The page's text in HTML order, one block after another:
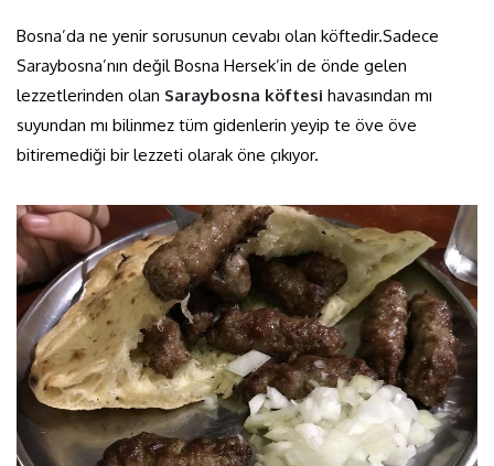
Bosna’da ne yenir sorusunun cevabı olan köftedir.Sadece
Saraybosna’nın değil Bosna Hersek’in de önde gelen
lezzetlerinden olan Saraybosna köftesi havasından mı
suyundan mı bilinmez tüm gidenlerin yeyip te öve öve
bitiremediği bir lezzeti olarak öne çıkıyor.